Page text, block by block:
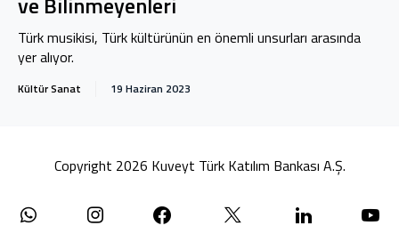
Türk musikisi, Türk kültürünün en önemli unsurları arasında
yer alıyor.
Kültür Sanat 19 Haziran 2023
Copyright 2026 Kuveyt Türk Katılım Bankası A.Ş.